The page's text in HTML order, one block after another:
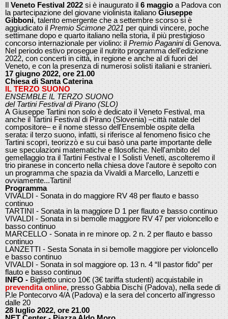
Il Veneto Festival 2022 si è inaugurato il 6 maggio a Padova con
la partecipazione del giovane violinista italiano Giuseppe
Gibboni, talento emergente che a settembre scorso si è
aggiudicato il Premio Scimone 2021 per quindi vincere, poche
settimane dopo e quarto italiano nella storia, il più prestigioso
concorso internazionale per violino: il Premio Paganinidi Genova.
Nel periodo estivo prosegue il nutrito programma dell'edizione
2022, con concerti in città, in regione e anche al di fuori del
Veneto, e con la presenza di numerosi solisti italiani e stranieri.
17 giugno 2022, ore 21.00
Chiesa di Santa Caterina
IL TERZO SUONO
ENSEMBLE IL TERZO SUONO
del Tartini Festival di Pirano (SLO)
A Giuseppe Tartini non solo è dedicato il Veneto Festival, ma
anche il Tartini Festival di Pirano (Slovenia) –città natale del
compositore– e il nome stesso dell'Ensemble ospite della
serata: il terzo suono, infatti, si riferisce al fenomeno fisico che
Tartini scoprì, teorizzò e su cui basò una parte importante delle
sue speculazioni matematiche e filosofiche. Nell'ambito del
gemellaggio tra il Tartini Festival e I Solisti Veneti, ascolteremo il
trio piranese in concerto nella chiesa dove l'autore è sepolto con
un programma che spazia da Vivaldi a Marcello, Lanzetti e
ovviamente...Tartini!
Programma
VIVALDI - Sonata in do maggiore RV 48 per flauto e basso
continuo
TARTINI - Sonata in la maggiore D 1 per flauto e basso continuo
VIVALDI - Sonata in si bemolle maggiore RV 47 per violoncello e
basso continuo
MARCELLO - Sonata in re minore op. 2 n. 2 per flauto e basso
continuo
LANZETTI - Sesta Sonata in si bemolle maggiore per violoncello
e basso continuo
VIVALDI - Sonata in sol maggiore op. 13 n. 4 “Il pastor fido” per
flauto e basso continuo
INFO - Biglietto unico 10€ (3€ tariffa studenti) acquistabile in
prevendita online, presso Gabbia Dischi (Padova), nella sede di
P.le Pontecorvo 4/A (Padova) e la sera del concerto all'ingresso
dalle 20
28 luglio 2022, ore 21.00